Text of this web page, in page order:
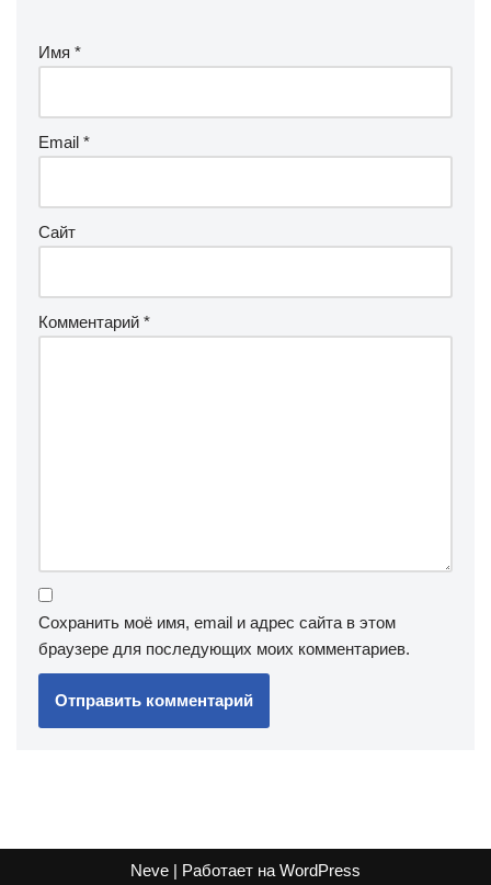
Имя *
Email *
Сайт
Комментарий *
Сохранить моё имя, email и адрес сайта в этом
браузере для последующих моих комментариев.
Neve | Работает на WordPress